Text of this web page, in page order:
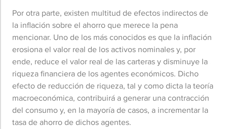
Por otra parte, existen multitud de efectos indirectos de
la inflación sobre el ahorro que merece la pena
mencionar. Uno de los más conocidos es que la inflación
erosiona el valor real de los activos nominales y, por
ende, reduce el valor real de las carteras y disminuye la
riqueza financiera de los agentes económicos. Dicho
efecto de reducción de riqueza, tal y como dicta la teoría
macroeconómica, contribuirá a generar una contracción
del consumo y, en la mayoría de casos, a incrementar la
tasa de ahorro de dichos agentes.